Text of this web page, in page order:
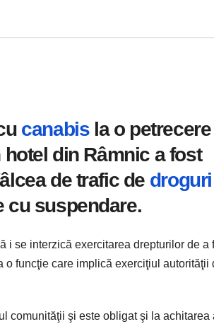
canabis la o petrecere
din Râmnic a fost
de trafic de droguri
cu suspendare.
i se interzică exercitarea drepturilor de a
funcţie care implică exerciţiul autorităţii
comunităţii şi este obligat şi la achitarea